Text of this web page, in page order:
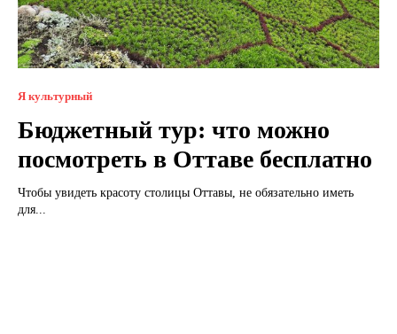
Я культурный
Бюджетный тур: что можно
посмотреть в Оттаве бесплатно
Чтобы увидеть красоту столицы Оттавы, не обязательно иметь
для...